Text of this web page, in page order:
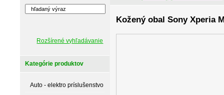
Rozšírené vyhľadávanie
Kategórie produktov
Auto - elektro príslušenstvo
Kožený obal Sony Xperia